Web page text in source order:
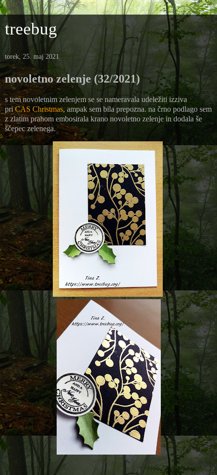
treebug
torek, 25. maj 2021
novoletno zelenje (32/2021)
s tem novoletnim zelenjem se se nameravala udeležiti izziva
priCAS Christmas, ampak sem bila prepozna. na črno podlago sem
z zlatim prahom embosirala krano novoletno zelenje in dodala še
ščepec zelenega.